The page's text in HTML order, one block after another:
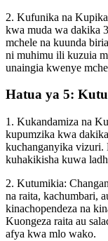
2. Kufunika na
kwa muda wa dakika
mchele na kuunda
ni muhimu ili kuzuia
unaingia kwenye
Hatua ya 5:
1. Kukandamiza na
kupumzika kwa
kuchanganyika
kuhakikisha kuwa
2. Kutumikia:
na raita, kachumbari,
kinachopendeza na
Kuongeza raita au
afya kwa mlo wako.